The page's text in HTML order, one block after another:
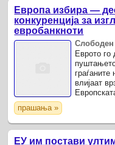
Европа избира —
конкуренција за
евробанкноти
Слободен
Еврото го
влијаат
прашања »
ЕУ им постави